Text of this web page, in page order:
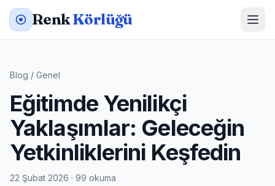
RenkKörlüğü
Blog / Genel
Eğitimde Yenilikçi
Yaklaşımlar: Geleceğin
Yetkinliklerini Keşfedin
22 Şubat 2026 · 99 okuma